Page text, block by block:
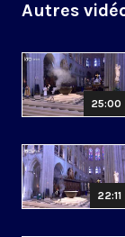
Autres
25:00
22:11